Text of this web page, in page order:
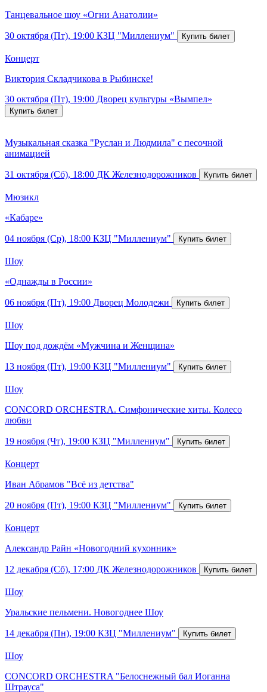
Танцевальное шоу «Огни Анатолии»
30 октября (Пт), 19:00 КЗЦ "Миллениум"
Концерт
Виктория Складчикова в Рыбинске!
30 октября (Пт), 19:00 Дворец культуры «Вымпел»
Музыкальная сказка "Руслан и Людмила" с песочной
анимацией
31 октября (Сб), 18:00 ДК Железнодорожников
Мюзикл
«Кабаре»
04 ноября (Ср), 18:00 КЗЦ "Миллениум"
Шоу
«Однажды в России»
06 ноября (Пт), 19:00 Дворец Молодежи
Шоу
Шоу под дождём «Мужчина и Женщина»
13 ноября (Пт), 19:00 КЗЦ "Миллениум"
Шоу
CONCORD ORCHESTRA. Симфонические хиты. Колесо
любви
19 ноября (Чт), 19:00 КЗЦ "Миллениум"
Концерт
Иван Абрамов "Всё из детства"
20 ноября (Пт), 19:00 КЗЦ "Миллениум"
Концерт
Александр Райн «Новогодний кухонник»
12 декабря (Сб), 17:00 ДК Железнодорожников
Шоу
Уральские пельмени. Новогоднее Шоу
14 декабря (Пн), 19:00 КЗЦ "Миллениум"
Шоу
CONCORD ORCHESTRA "Белоснежный бал Иоганна
Штрауса"